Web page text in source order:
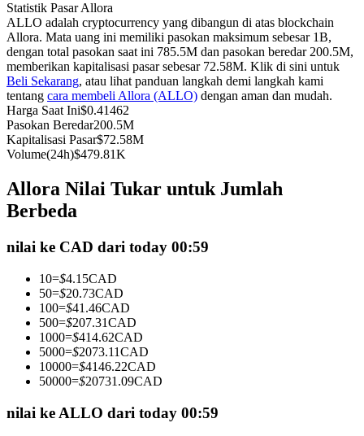
Copy Trading
Bergabunglah dengan pedagang top
Menjadi Pedagang Salinan
Nikmati pembagian keuntungan dan komisi copy trading
Statistik Pasar Allora
ALLO adalah cryptocurrency yang dibangun di atas blockchain
Allora. Mata uang ini memiliki pasokan maksimum sebesar 1B,
dengan total pasokan saat ini 785.5M dan pasokan beredar 200.5M,
memberikan kapitalisasi pasar sebesar 72.58M. Klik di sini untuk
Beli Sekarang, atau lihat panduan langkah demi langkah kami
tentang cara membeli Allora (ALLO) dengan aman dan mudah.
Harga Saat Ini$0.41462
Pasokan Beredar200.5M
Kapitalisasi Pasar$72.58M
Volume(24h)$479.81K
Allora Nilai Tukar untuk Jumlah
Berbeda
nilai ke CAD dari today 00:59
10=$4.15CAD
50=$20.73CAD
100=$41.46CAD
500=$207.31CAD
1000=$414.62CAD
5000=$2073.11CAD
10000=$4146.22CAD
50000=$20731.09CAD
nilai ke ALLO dari today 00:59